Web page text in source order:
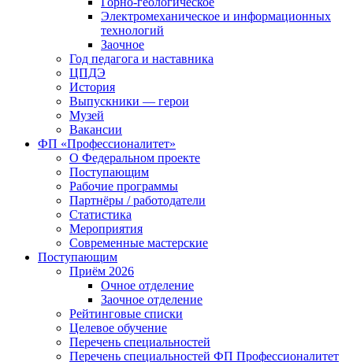
Электромеханическое и информационных
технологий
Заочное
Год педагога и наставника
ЦПДЭ
История
Выпускники — герои
Музей
Вакансии
ФП «Профессионалитет»
О Федеральном проекте
Поступающим
Рабочие программы
Партнёры / работодатели
Статистика
Мероприятия
Современные мастерские
Поступающим
Приём 2026
Очное отделение
Заочное отделение
Рейтинговые списки
Целевое обучение
Перечень специальностей
Перечень специальностей ФП Профессионалитет